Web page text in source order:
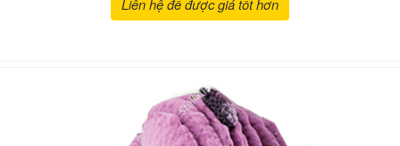
Liên hệ để được giá tốt hơn